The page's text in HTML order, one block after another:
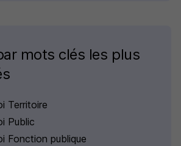
mots clés les plus
Territoire
Public
Fonction publique